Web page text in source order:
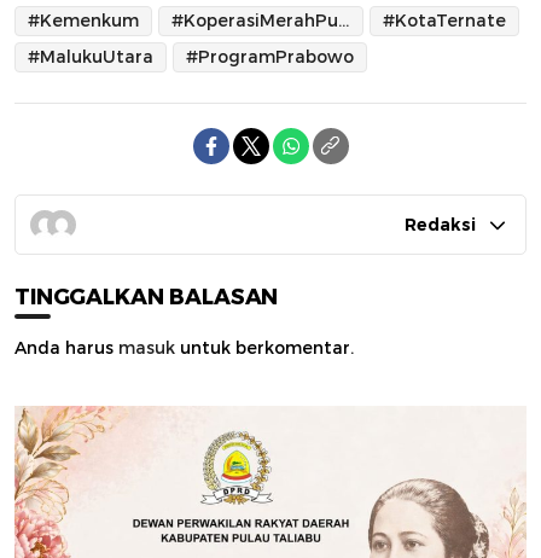
#Kemenkum #KoperasiMerahPutih
#KotaTernate
#MalukuUtara
#ProgramPrabowo
Redaksi
TINGGALKAN BALASAN
Anda harus masuk untuk berkomentar.